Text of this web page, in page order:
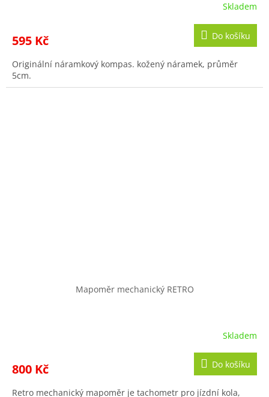
Skladem
595 Kč Do košíku
Originální náramkový kompas. kožený náramek, průměr
5cm.
Mapoměr mechanický RETRO
Skladem
800 Kč Do košíku
Retro mechanický mapoměr je tachometr pro jízdní kola,